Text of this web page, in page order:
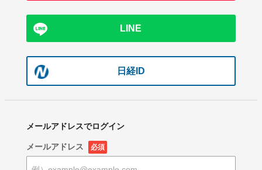
LINE
日経ID
メールアドレスでログイン
メールアドレス 必須